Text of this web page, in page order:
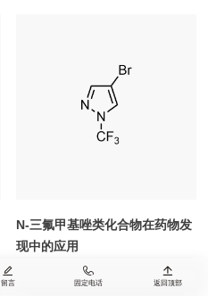
N-三氟甲基唑类化合物在药物发
现中的应用

留言

固定电话

返回顶部